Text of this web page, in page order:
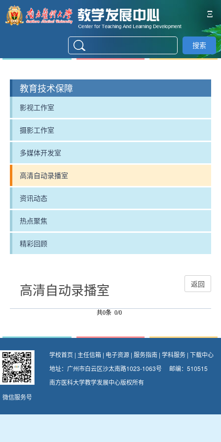
Ξ
搜索
教育技术保障
影视工作室
摄影工作室
多媒体开发室
高清自动录播室
资讯动态
热点聚焦
精彩回顾
高清自动录播室 返回
共0条 0/0
微信服务号
学校首页 | 主任信箱 | 电子资源 | 服务指南 | 学科服务 | 下载中心
地址：广州市白云区沙太南路1023-1063号 邮编：510515
南方医科大学教学发展中心版权所有